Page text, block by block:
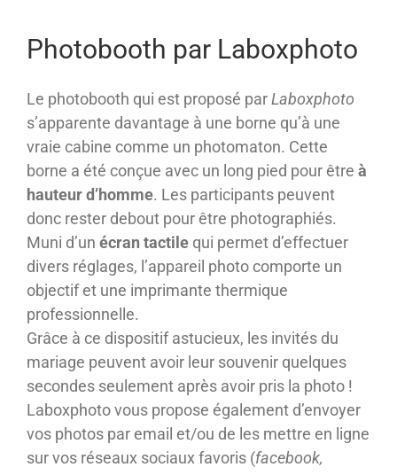
Photobooth par Laboxphoto
Le photobooth qui est proposé parLaboxphoto
s’apparente davantage à une borne qu’à une
vraie cabine comme un photomaton. Cette
borne a été conçue avec un long pied pour être à
hauteur d’homme. Les participants peuvent
donc rester debout pour être photographiés.
Muni d’un écran tactile qui permet d’effectuer
divers réglages, l’appareil photo comporte un
objectif et une imprimante thermique
professionnelle.
Grâce à ce dispositif astucieux, les invités du
mariage peuvent avoir leur souvenir quelques
secondes seulement après avoir pris la photo !
Laboxphoto vous propose également d’envoyer
vos photos par email et/ou de les mettre en ligne
sur vos réseaux sociaux favoris (facebook,